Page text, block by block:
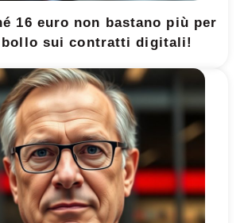
16 euro non bastano più per
bollo sui contratti digitali!